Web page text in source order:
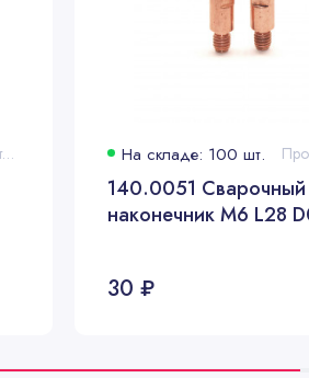
124.0011
124.0026
124.0026
126.0021
Производитель: На складе: 100 шт.
140.0051 Сварочный
наконечник M6 L28
30 ₽